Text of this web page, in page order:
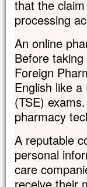
that the
processing
An online
Before
Foreign
English like
(TSE)
pharmacy
A reputable
personal
care